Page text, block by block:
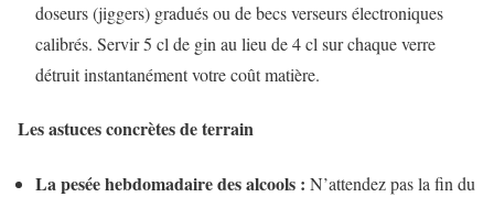
doseurs (jiggers) gradués ou de becs verseurs électroniques
calibrés. Servir 5 cl de gin au lieu de 4 cl sur chaque verre
détruit instantanément votre coût matière.
Les astuces concrètes de terrain
La pesée hebdomadaire des alcools : N’attendez pas la fin du